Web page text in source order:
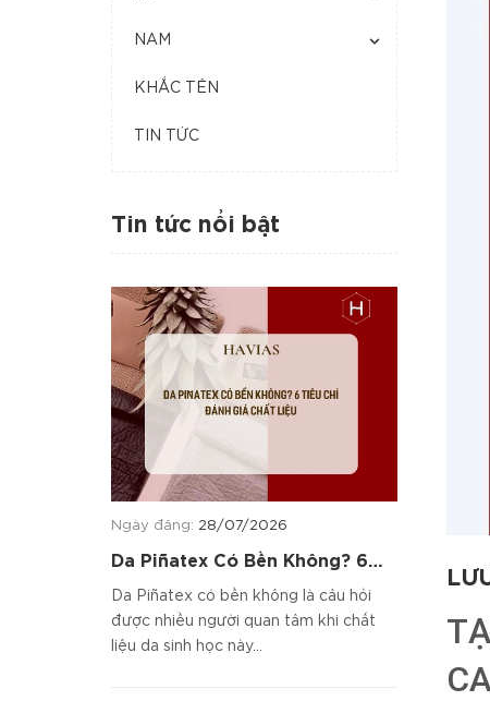
NAM
KHẮC TÊN
TIN TỨC
Tin tức nổi bật
Ngày đăng: 28/07/2026
Da Piñatex Có Bền Không? 6
Tiêu Chí Đánh Giá Chất Liệu
Da Piñatex có bền không là câu hỏi
được nhiều người quan tâm khi chất
liệu da sinh học này...